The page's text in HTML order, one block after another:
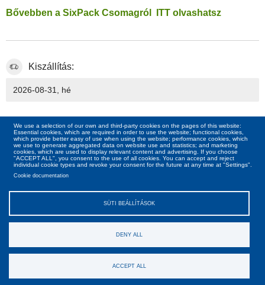
Bővebben a SixPack Csomagról ITT olvashatsz
Kiszállítás:
2026-08-31, hé
16900
We use a selection of our own and third-party cookies on the pages of this website:
Essential cookies, which are required in order to use the website; functional cookies,
which provide better easy of use when using the website; performance cookies, which
we use to generate aggregated data on website use and statistics; and marketing
cookies, which are used to display relevant content and advertising. If you choose
"ACCEPT ALL", you consent to the use of all cookies. You can accept and reject
individual cookie types and revoke your consent for the future at any time at "Settings".
Cookie documentation
SÜTI BEÁLLÍTÁSOK
DENY ALL
ACCEPT ALL
Rólunk